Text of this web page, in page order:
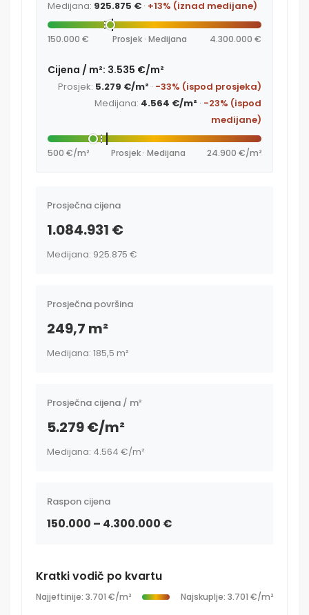
Medijana: 925.875 € · +13% (iznad medijane)
150.000 € Prosjek · Medijana 4.300.000 €
Cijena / m²: 3.535 €/m²
Prosjek: 5.279 €/m² · -33% (ispod prosjeka)
Medijana: 4.564 €/m² · -23% (ispod
medijane)
500 €/m² Prosjek · Medijana 24.900 €/m²
Prosječna cijena
1.084.931 €
Medijana: 925.875 €
Prosječna površina
249,7 m²
Medijana: 185,5 m²
Prosječna cijena / m²
5.279 €/m²
Medijana: 4.564 €/m²
Raspon cijena
150.000 – 4.300.000 €
Kratki vodič po kvartu
Najjeftinije: 3.701 €/m² Najskuplje: 3.701 €/m²